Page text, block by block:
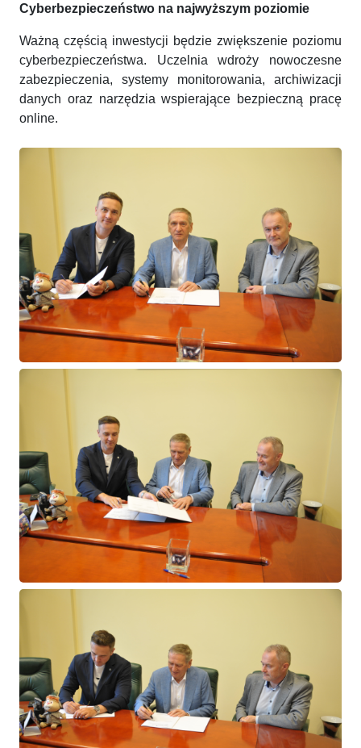
Cyberbezpieczeństwo na najwyższym poziomie
Ważną częścią inwestycji będzie zwiększenie poziomu
cyberbezpieczeństwa. Uczelnia wdroży nowoczesne
zabezpieczenia, systemy monitorowania, archiwizacji
danych oraz narzędzia wspierające bezpieczną pracę
online.